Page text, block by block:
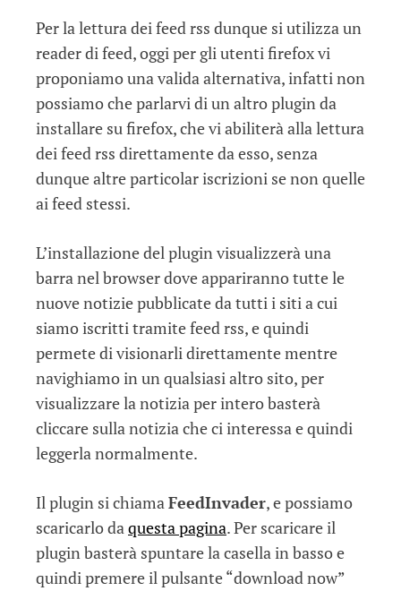
Per la lettura dei feed rss dunque si utilizza un
reader di feed, oggi per gli utenti firefox vi
proponiamo una valida alternativa, infatti non
possiamo che parlarvi di un altro plugin da
installare su firefox, che vi abiliterà alla lettura
dei feed rss direttamente da esso, senza
dunque altre particolar iscrizioni se non quelle
ai feed stessi.
L’installazione del plugin visualizzerà una
barra nel browser dove appariranno tutte le
nuove notizie pubblicate da tutti i siti a cui
siamo iscritti tramite feed rss, e quindi
permete di visionarli direttamente mentre
navighiamo in un qualsiasi altro sito, per
visualizzare la notizia per intero basterà
cliccare sulla notizia che ci interessa e quindi
leggerla normalmente.
Il plugin si chiamaFeedInvader, e possiamo
scaricarlo daquesta pagina. Per scaricare il
plugin basterà spuntare la casella in basso e
quindi premere il pulsante “download now”